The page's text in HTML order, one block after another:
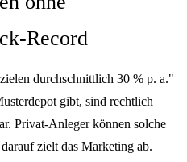
Record
durchschnittlich 30 % p. a."
gibt, sind rechtlich
Privat-Anleger können solche
zielt das Marketing ab.